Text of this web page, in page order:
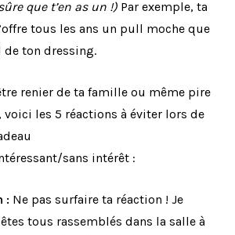
que t’en as un !) Par exemple, ta
tous les ans un pull moche que
ton dressing.
renier de ta famille ou même pire
les 5 réactions à éviter lors de
sans intérêt :
: Ne pas surfaire ta réaction ! Je
tous rassemblés dans la salle à